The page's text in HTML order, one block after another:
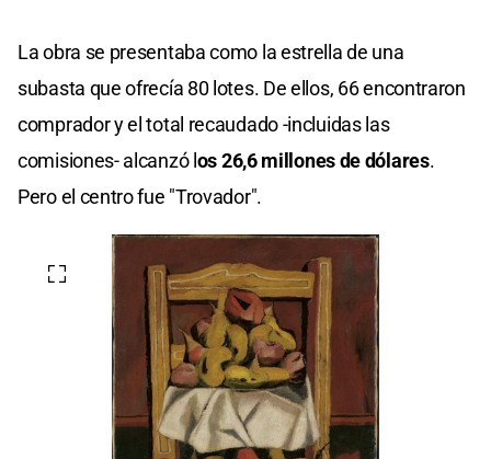
La obra se presentaba como la estrella de una
subasta que ofrecía 80 lotes. De ellos, 66 encontraron
comprador y el total recaudado -incluidas las
comisiones- alcanzó l os 26,6 millones de dólares.
Pero el centro fue "Trovador".